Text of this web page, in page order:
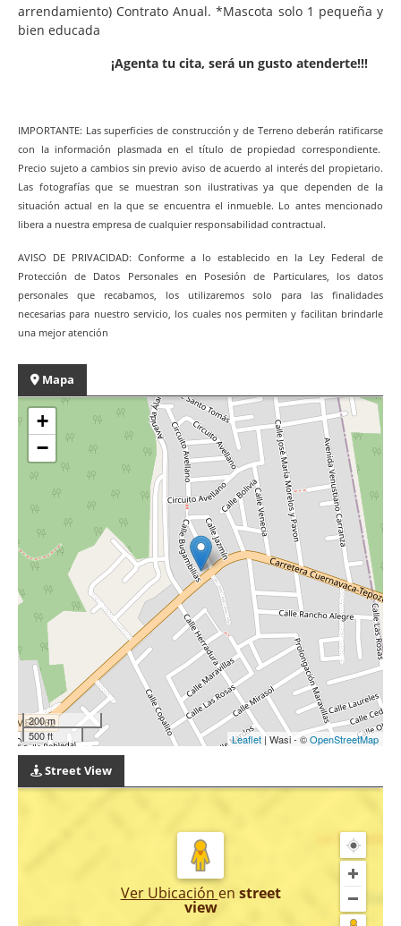
arrendamiento) Contrato Anual. *Mascota solo 1 pequeña y
bien educada
¡Agenta tu cita, será un gusto atenderte!!!
IMPORTANTE: Las superficies de construcción y de Terreno deberán ratificarse
con la información plasmada en el título de propiedad correspondiente.
Precio sujeto a cambios sin previo aviso de acuerdo al interés del propietario.
Las fotografías que se muestran son ilustrativas ya que dependen de la
situación actual en la que se encuentra el inmueble. Lo antes mencionado
libera a nuestra empresa de cualquier responsabilidad contractual.
AVISO DE PRIVACIDAD: Conforme a lo establecido en la Ley Federal de
Protección de Datos Personales en Posesión de Particulares, los datos
personales que recabamos, los utilizaremos solo para las finalidades
necesarias para nuestro servicio, los cuales nos permiten y facilitan brindarle
una mejor atención
Mapa
+
−
200 m
500 ft
Leaflet | Wasi - ©OpenStreetMap
Street View
Ver Ubicación en street
view